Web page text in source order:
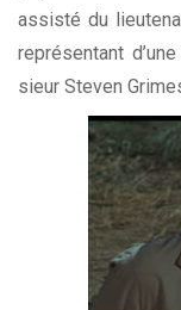
assisté du
représentant
sieur Steven